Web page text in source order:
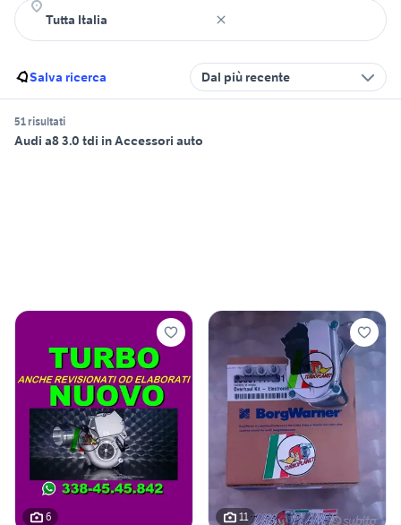
Salva ricerca Dal più recente
51 risultati
Audi a8 3.0 tdi in Accessori auto
6 11